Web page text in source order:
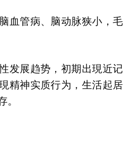
血管病、脑动脉狭小，毛
发展趋势，初期出現近记
精神实质行为，生活起居